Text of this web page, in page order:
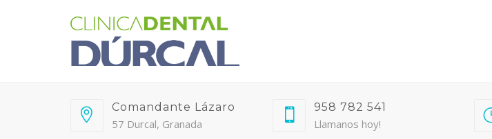
Comandante Lázaro
57 Durcal, Granada
958 782 541
Llamanos hoy!